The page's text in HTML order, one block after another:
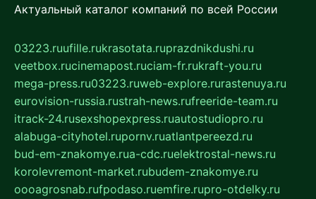
Актуальный каталог компаний по всей России
03223.ruufille.rukrasotata.ruprazdnikdushi.ru
veetbox.rucinemapost.ruciam-fr.rukraft-you.ru
mega-press.ru03223.ruweb-explore.rurastenuya.ru
eurovision-russia.rustrah-news.rufreeride-team.ru
itrack-24.rusexshopexpress.ruautostudiopro.ru
alabuga-cityhotel.rupornv.ruatlantpereezd.ru
bud-em-znakomye.rua-cdc.ruelektrostal-news.ru
korolevremont-market.rubudem-znakomye.ru
oooagrosnab.rufpodaso.ruemfire.rupro-otdelky.ru